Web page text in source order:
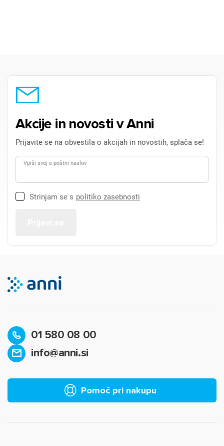
Akcije in novosti v Anni
Prijavite se na obvestila o akcijah in novostih, splača se!
Vpiši svoj e-poštni naslov
Strinjam se s politiko zasebnosti
01 580 08 00
info@anni.si
Pomoč pri nakupu